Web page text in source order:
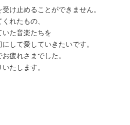
け止めることができません。
れたもの、
いた音楽たちを
して愛していきたいです。
疲れさまでした。
たします。